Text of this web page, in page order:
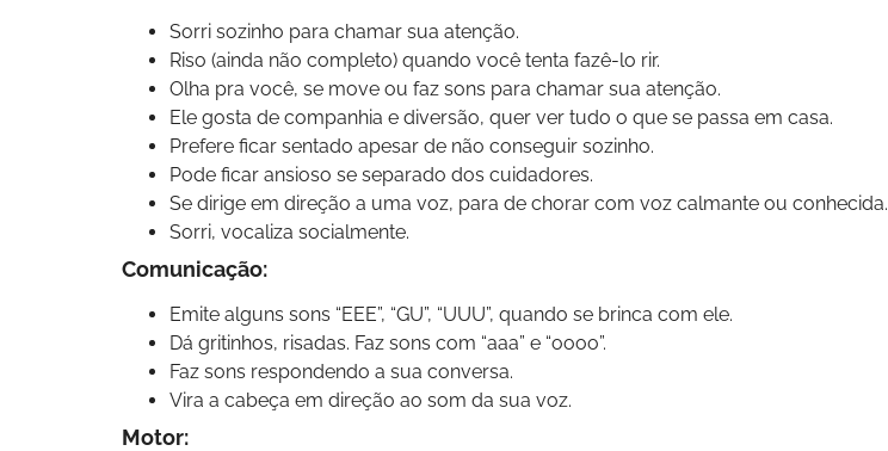
Sorri sozinho para chamar sua atenção.
Riso (ainda não completo) quando você tenta fazê-lo rir.
Olha pra você, se move ou faz sons para chamar sua atenção.
Ele gosta de companhia e diversão, quer ver tudo o que se passa em casa.
Prefere ficar sentado apesar de não conseguir sozinho.
Pode ficar ansioso se separado dos cuidadores.
Se dirige em direção a uma voz, para de chorar com voz calmante ou conhecida.
Sorri, vocaliza socialmente.
Comunicação:
Emite alguns sons “EEE”, “GU”, “UUU”, quando se brinca com ele.
Dá gritinhos, risadas. Faz sons com “aaa” e “oooo”.
Faz sons respondendo a sua conversa.
Vira a cabeça em direção ao som da sua voz.
Motor: